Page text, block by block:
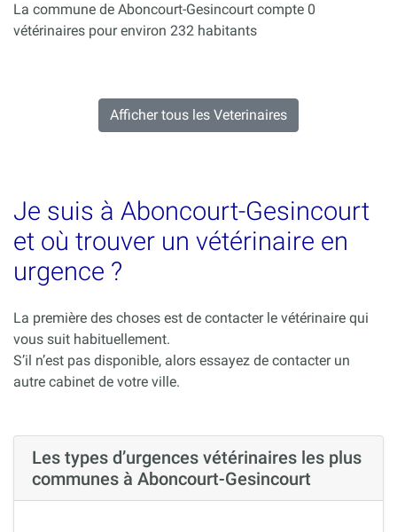
La commune de Aboncourt-Gesincourt compte 0
vétérinaires pour environ 232 habitants
Afficher tous les Veterinaires
Je suis à Aboncourt-Gesincourt
et où trouver un vétérinaire en
urgence ?
La première des choses est de contacter le vétérinaire qui
vous suit habituellement.
S’il n’est pas disponible, alors essayez de contacter un
autre cabinet de votre ville.
Les types d’urgences vétérinaires les plus
communes à Aboncourt-Gesincourt